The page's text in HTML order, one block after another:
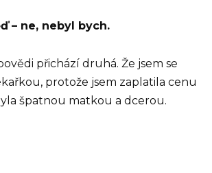
– ne, nebyl bych.
přichází druhá. Že jsem se
protože jsem zaplatila cenu
špatnou matkou a dcerou.